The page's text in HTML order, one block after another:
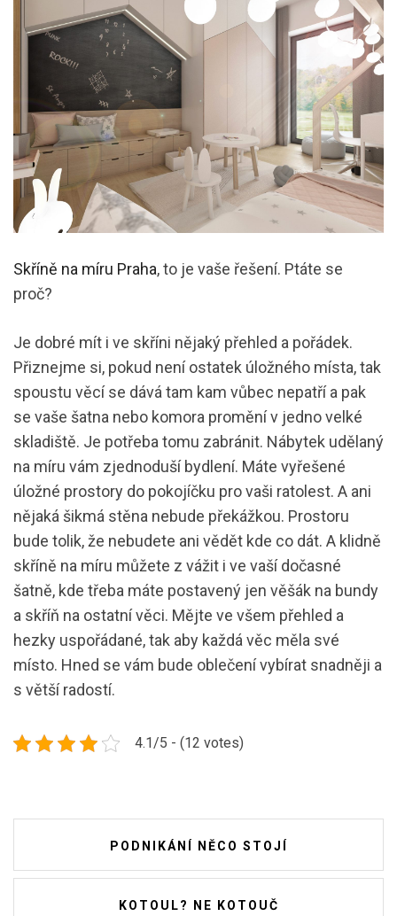
Skříně na míru Praha, to je vaše řešení. Ptáte se
proč?
Je dobré mít i ve skříni nějaký přehled a pořádek.
Přiznejme si, pokud není ostatek úložného místa, tak
spoustu věcí se dává tam kam vůbec nepatří a pak
se vaše šatna nebo komora promění v jedno velké
skladiště. Je potřeba tomu zabránit. Nábytek udělaný
na míru vám zjednoduší bydlení. Máte vyřešené
úložné prostory do pokojíčku pro vaši ratolest. A ani
nějaká šikmá stěna nebude překážkou. Prostoru
bude tolik, že nebudete ani vědět kde co dát. A klidně
skříně na míru můžete z vážit i ve vaší dočasné
šatně, kde třeba máte postavený jen věšák na bundy
a skříň na ostatní věci. Mějte ve všem přehled a
hezky uspořádané, tak aby každá věc měla své
místo. Hned se vám bude oblečení vybírat snadněji a
s větší radostí.
4.1/5 - (12 votes)
Navigace
pro
PODNIKÁNÍ NĚCO STOJÍ
KOTOUL? NE KOTOUČ